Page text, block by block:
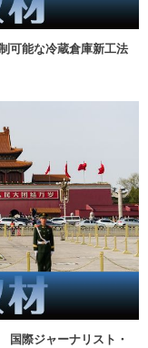
可能な冷蔵倉庫新工法
国際ジャーナリスト・